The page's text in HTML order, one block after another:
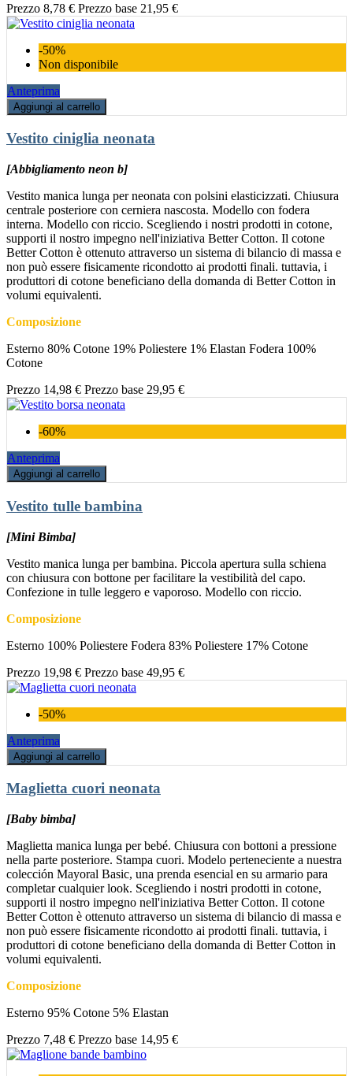
Prezzo 8,78 € Prezzo base 21,95 €
-50%
Non disponibile
Anteprima
Aggiungi al carrello
Vestito ciniglia neonata
[Abbigliamento neon b]
Vestito manica lunga per neonata con polsini elasticizzati. Chiusura
centrale posteriore con cerniera nascosta. Modello con fodera
interna. Modello con riccio. Scegliendo i nostri prodotti in cotone,
supporti il nostro impegno nell'iniziativa Better Cotton. Il cotone
Better Cotton è ottenuto attraverso un sistema di bilancio di massa e
non può essere fisicamente ricondotto ai prodotti finali. tuttavia, i
produttori di cotone beneficiano della domanda di Better Cotton in
volumi equivalenti.
Composizione
Esterno 80% Cotone 19% Poliestere 1% Elastan Fodera 100%
Cotone
Prezzo 14,98 € Prezzo base 29,95 €
-60%
Anteprima
Aggiungi al carrello
Vestito tulle bambina
[Mini Bimba]
Vestito manica lunga per bambina. Piccola apertura sulla schiena
con chiusura con bottone per facilitare la vestibilità del capo.
Confezione in tulle leggero e vaporoso. Modello con riccio.
Composizione
Esterno 100% Poliestere Fodera 83% Poliestere 17% Cotone
Prezzo 19,98 € Prezzo base 49,95 €
-50%
Anteprima
Aggiungi al carrello
Maglietta cuori neonata
[Baby bimba]
Maglietta manica lunga per bebé. Chiusura con bottoni a pressione
nella parte posteriore. Stampa cuori. Modelo perteneciente a nuestra
colección Mayoral Basic, una prenda esencial en su armario para
completar cualquier look. Scegliendo i nostri prodotti in cotone,
supporti il nostro impegno nell'iniziativa Better Cotton. Il cotone
Better Cotton è ottenuto attraverso un sistema di bilancio di massa e
non può essere fisicamente ricondotto ai prodotti finali. tuttavia, i
produttori di cotone beneficiano della domanda di Better Cotton in
volumi equivalenti.
Composizione
Esterno 95% Cotone 5% Elastan
Prezzo 7,48 € Prezzo base 14,95 €